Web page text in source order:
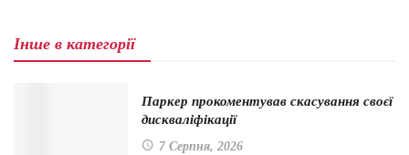
Інше в категорії
Паркер прокоментував скасування своєї
дискваліфікації
7 Серпня, 2026